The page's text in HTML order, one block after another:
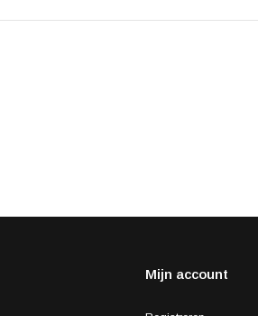
Mijn account